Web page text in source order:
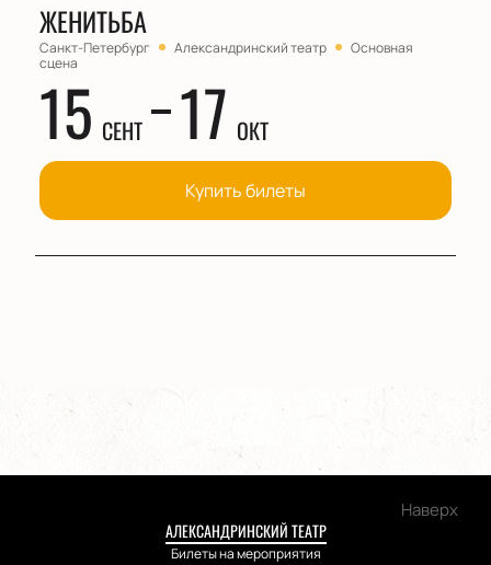
ЖЕНИТЬБА
Санкт-Петербург Александринский театр
Основная
сцена
15 СЕНТ 17 ОКТ
Купить билеты
Наверх
АЛЕКСАНДРИНСКИЙ ТЕАТР
Билеты на мероприятия